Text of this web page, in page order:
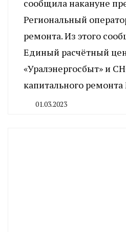
сообщила накануне
Региональный
ремонта. Из этого
Единый расчётный
«Уралэнергосбыт» и
капитального
01.03.2023